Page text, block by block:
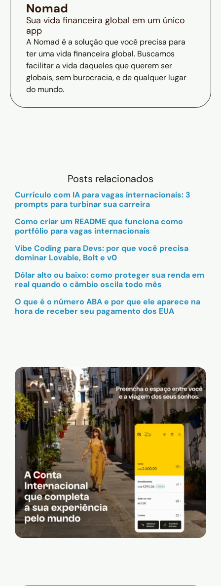
Nomad
Sua vida financeira global em um único
app
A Nomad é a solução que você precisa para
ter uma vida financeira global. Buscamos
facilitar a vida daqueles que querem ser
globais, sem burocracia, e de qualquer lugar
do mundo.
Posts relacionados
Currículo com IA para vagas internacionais: 3
prompts para turbinar sua carreira
Como criar um README que funciona como
portfólio para vagas internacionais
Vibe Coding para Devs: por que você precisa
dominar Lovable, Bolt e v0
Dólar alto ou baixo: como proteger sua renda em
real quando o câmbio oscila todo mês
O que é o número ABA e por que ele aparece na
hora de receber seu pagamento dos EUA